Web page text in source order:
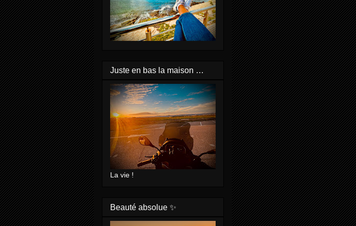
Juste en bas la maison …
La vie !
Beauté absolue ✨